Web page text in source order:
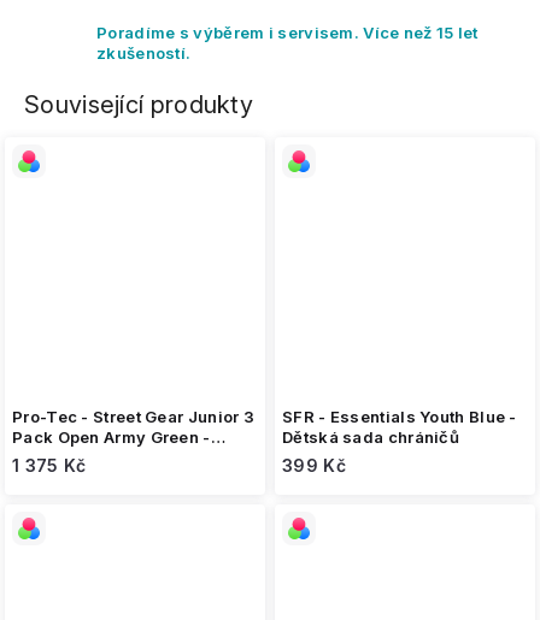
Poradíme s výběrem i servisem. Více než 15 let
zkušeností.
Související produkty
Pro-Tec - Street Gear Junior 3
Pack Open Army Green -
Dětská sada chráničů
1 375 Kč
SFR - Essentials Youth Blue -
Dětská sada chráničů
399 Kč